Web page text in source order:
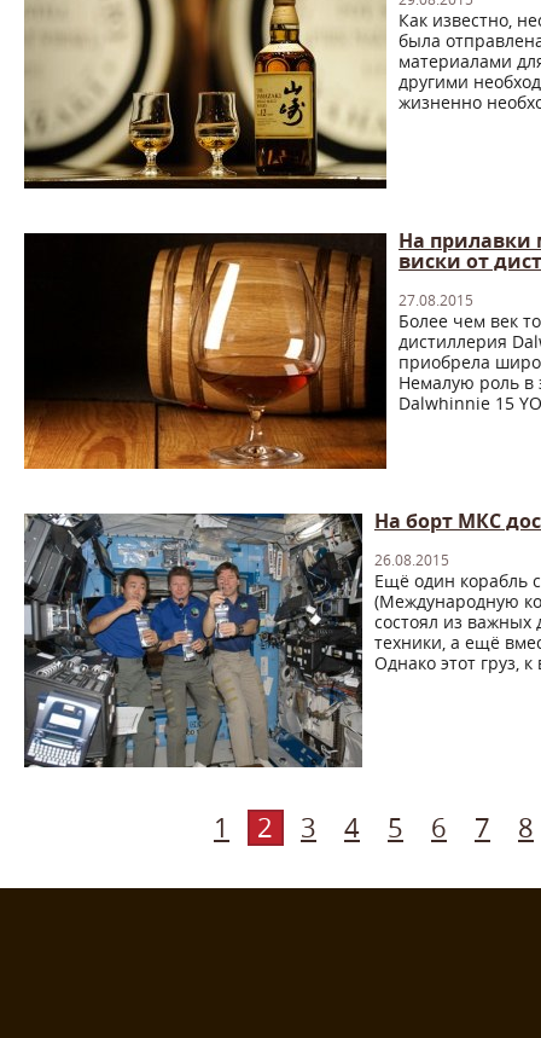
Как известно,
была
материалами
другими
жизненно
На прилавки
виски от
27.08.2015
Более чем век
дистиллерия
приобрела
Немалую роль в
Dalwhinnie 15
На борт МКС
26.08.2015
Ещё один корабль
(Международную
состоял из важных
техники, а ещё
Однако этот груз,
1 2 3 4 5 6 7 8